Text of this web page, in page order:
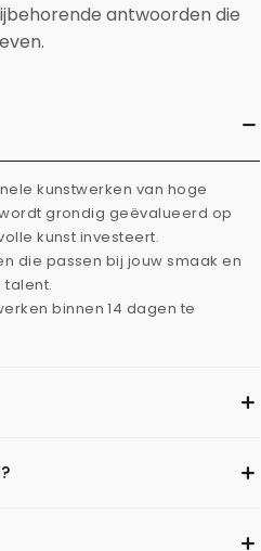
antwoorden die
kunstwerken van hoge
grondig geëvalueerd op
kunst investeert.
die passen bij jouw smaak en
binnen 14 dagen te